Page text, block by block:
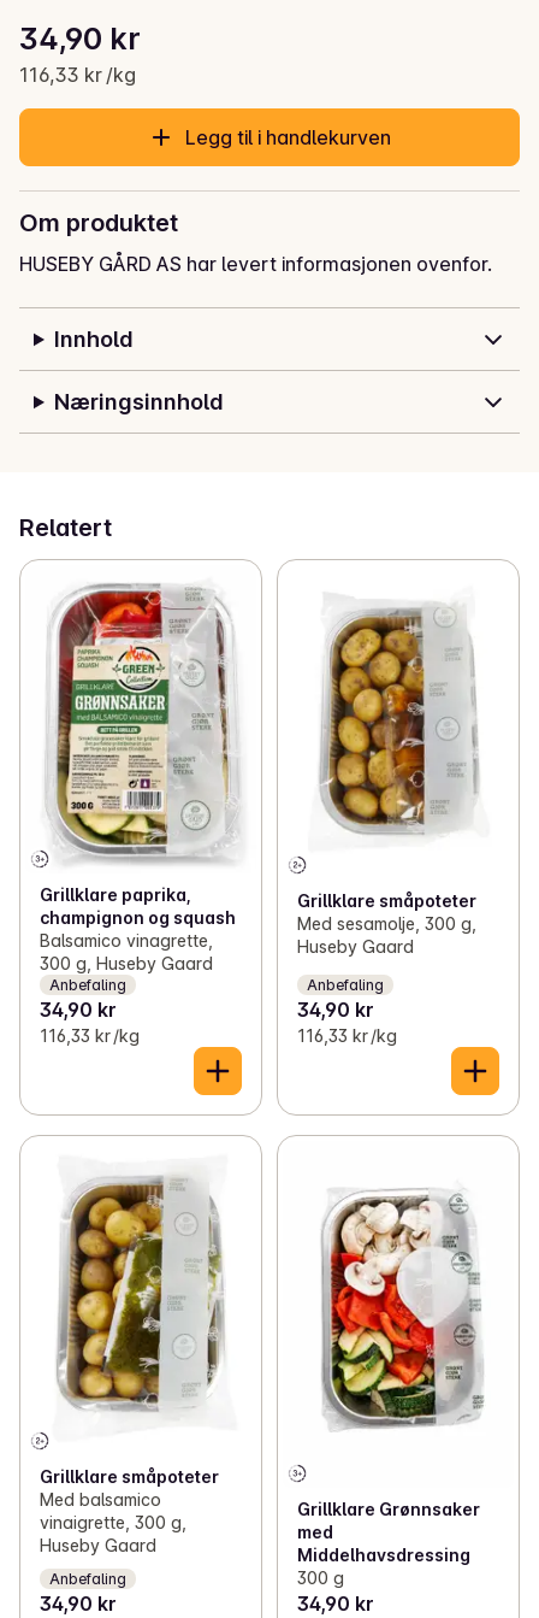
Gjeldende pris er: 34,90 kr
34,90 kr
116,33 kr /kg
Stykkpris: 116,33 kr /kg
Legg til i handlekurven
Om produktet
HUSEBY GÅRD AS har levert informasjonen ovenfor.
Innhold
Næringsinnhold
Relatert
Grillklare paprika,
champignon og squash
Balsamico vinagrette,
300 g, Huseby Gaard
Anbefaling
34,90 kr
116,33 kr /kg
Grillklare småpoteter
Med sesamolje, 300 g,
Huseby Gaard
Anbefaling
34,90 kr
116,33 kr /kg
Grillklare småpoteter
Med balsamico
vinaigrette, 300 g,
Huseby Gaard
Anbefaling
34,90 kr
Grillklare Grønnsaker
med
Middelhavsdressing
300 g
34,90 kr